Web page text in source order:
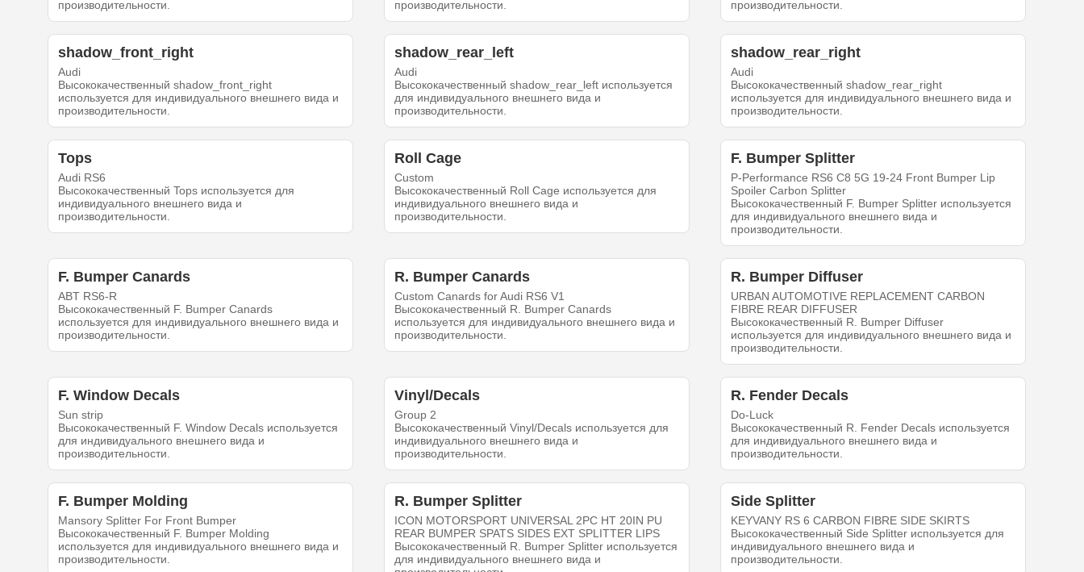
производительности.
производительности.
производительности.
shadow_front_right
Audi
Высококачественный shadow_front_right
используется для индивидуального внешнего вида и
производительности.
shadow_rear_left
Audi
Высококачественный shadow_rear_left используется
для индивидуального внешнего вида и
производительности.
shadow_rear_right
Audi
Высококачественный shadow_rear_right
используется для индивидуального внешнего вида и
производительности.
Tops
Audi RS6
Высококачественный Tops используется для
индивидуального внешнего вида и
производительности.
Roll Cage
Custom
Высококачественный Roll Cage используется для
индивидуального внешнего вида и
производительности.
F. Bumper Splitter
P-Performance RS6 C8 5G 19-24 Front Bumper Lip
Spoiler Carbon Splitter
Высококачественный F. Bumper Splitter используется
для индивидуального внешнего вида и
производительности.
F. Bumper Canards
ABT RS6-R
Высококачественный F. Bumper Canards
используется для индивидуального внешнего вида и
производительности.
R. Bumper Canards
Custom Canards for Audi RS6 V1
Высококачественный R. Bumper Canards
используется для индивидуального внешнего вида и
производительности.
R. Bumper Diffuser
URBAN AUTOMOTIVE REPLACEMENT CARBON
FIBRE REAR DIFFUSER
Высококачественный R. Bumper Diffuser
используется для индивидуального внешнего вида и
производительности.
F. Window Decals
Sun strip
Высококачественный F. Window Decals используется
для индивидуального внешнего вида и
производительности.
Vinyl/Decals
Group 2
Высококачественный Vinyl/Decals используется для
индивидуального внешнего вида и
производительности.
R. Fender Decals
Do-Luck
Высококачественный R. Fender Decals используется
для индивидуального внешнего вида и
производительности.
F. Bumper Molding
Mansory Splitter For Front Bumper
Высококачественный F. Bumper Molding
используется для индивидуального внешнего вида и
производительности.
R. Bumper Splitter
ICON MOTORSPORT UNIVERSAL 2PC HT 20IN PU
REAR BUMPER SPATS SIDES EXT SPLITTER LIPS
Высококачественный R. Bumper Splitter используется
для индивидуального внешнего вида и
Side Splitter
KEYVANY RS 6 CARBON FIBRE SIDE SKIRTS
Высококачественный Side Splitter используется для
индивидуального внешнего вида и
производительности.